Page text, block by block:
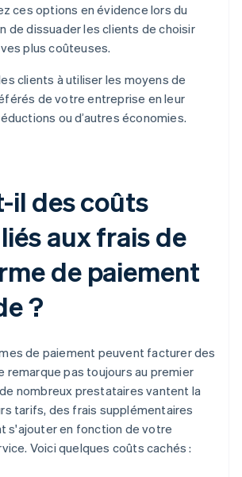
ces options en évidence lors du
de dissuader les clients de choisir
plus coûteuses.
clients à utiliser les moyens de
de votre entreprise en leur
ou d’autres économies.
il des coûts
aux frais de
de paiement
?
de paiement peuvent facturer des
remarque pas toujours au premier
nombreux prestataires vantent la
tarifs, des frais supplémentaires
s'ajouter en fonction de votre
Voici quelques coûts cachés :